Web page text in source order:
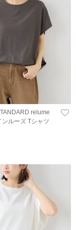
relume
ンルーズ Tシャツ